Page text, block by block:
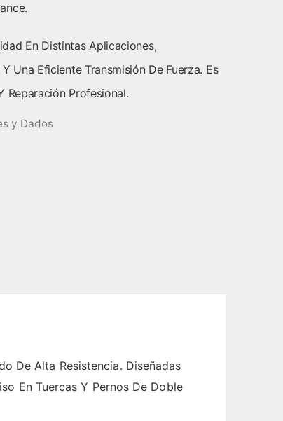
En Distintas Aplicaciones,
Una Eficiente Transmisión De Fuerza. Es
Reparación Profesional.
y Dados
De Alta Resistencia. Diseñadas
En Tuercas Y Pernos De Doble